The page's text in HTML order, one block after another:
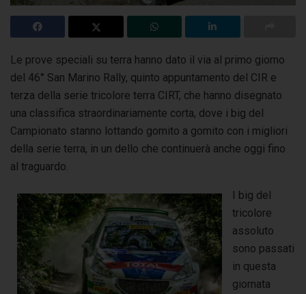
Le prove speciali su terra hanno dato il via al primo giorno
del 46° San Marino Rally, quinto appuntamento del CIR e
terza della serie tricolore terra CIRT, che hanno disegnato
una classifica straordinariamente corta, dove i big del
Campionato stanno lottando gomito a gomito con i migliori
della serie terra, in un dello che continuerà anche oggi fino
al traguardo.
I big del
tricolore
assoluto
sono passati
in questa
giornata